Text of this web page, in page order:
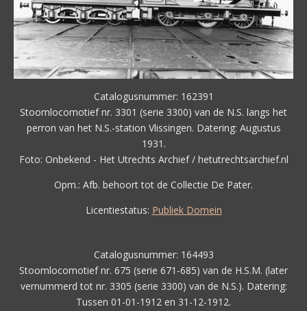
Catalogusnummer: 162391
Stoomlocomotief nr. 3301 (serie 3300) van de N.S. langs het
perron van het N.S.-station Vlissingen. Datering: Augustus
1931.
Foto: Onbekend - Het Utrechts Archief / hetutrechtsarchief.nl
Opm.: Afb. behoort tot de Collectie De Pater.
Licentiestatus: Publiek Domein
Catalogusnummer: 164493
Stoomlocomotief nr. 675 (serie 671-685) van de H.S.M. (later
vernummerd tot nr. 3305 (serie 3300) van de N.S.). Datering:
Tussen 01-01-1912 en 31-12-1912.